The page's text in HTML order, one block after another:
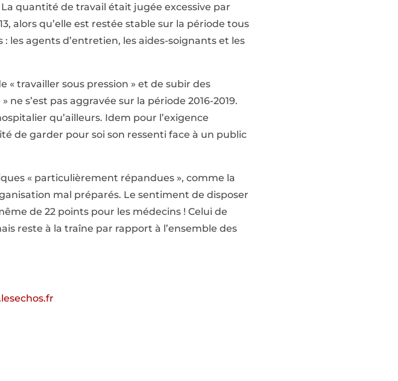
quantité de travail était jugée excessive par
alors qu’elle est restée stable sur la période tous
les agents d’entretien, les aides-soignants et les
« travailler sous pression » et de subir des
s’est pas aggravée sur la période 2016-2019.
qu’ailleurs. Idem pour l’exigence
de garder pour soi son ressenti face à un public
« particulièrement répandues », comme la
mal préparés. Le sentiment de disposer
de 22 points pour les médecins ! Celui de
reste à la traîne par rapport à l’ensemble des